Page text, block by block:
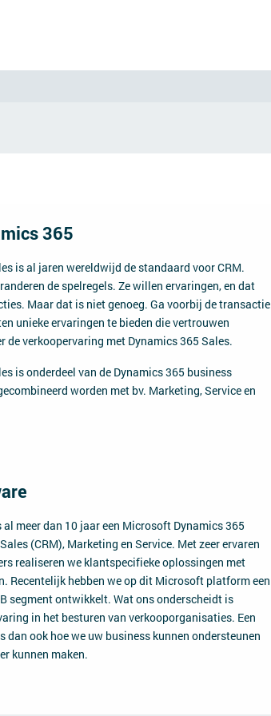
365
is al jaren wereldwijd de standaard voor CRM.
de spelregels. Ze willen ervaringen, en dat
Maar dat is niet genoeg. Ga voorbij de transactie
unieke ervaringen te bieden die vertrouwen
de verkoopervaring met Dynamics 365 Sales.
is onderdeel van de Dynamics 365 business
worden met bv. Marketing, Service en
meer dan 10 jaar een Microsoft Dynamics 365
(CRM), Marketing en Service. Met zeer ervaren
realiseren we klantspecifieke oplossingen met
Recentelijk hebben we op dit Microsoft platform een
segment ontwikkelt. Wat ons onderscheidt is
in het besturen van verkooporganisaties. Een
dan ook hoe we uw business kunnen ondersteunen
kunnen maken.